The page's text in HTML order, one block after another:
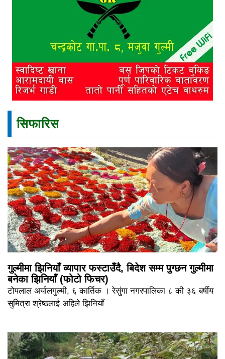
सिफारिस
गुल्मीमा झिनियाँ व्यापार फस्टाउँदै, बिदेश सम्म पुग्छन गुल्मीमा
बनेका झिनियाँ (फोटो फिचर)
टोपलाल अर्यालगुल्मी, ६ कार्तिक । रेसुंगा नगरपालिका ८ की ३६ बर्षीय
सुमित्रा श्रेष्ठलाई अहिले झिनियाँ